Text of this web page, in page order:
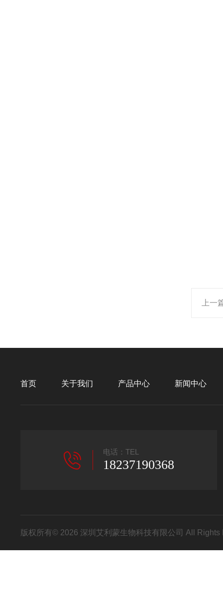
上一
首页 关于我们 产品中心 新闻中心
电话：TEL
18237190368
版权所有© 2026 深圳艾利蒙生物科技有限公司 All